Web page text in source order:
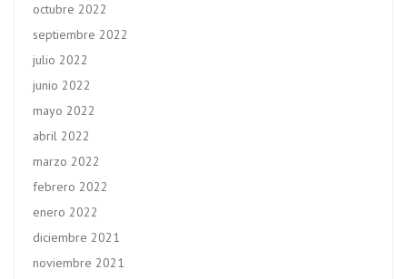
octubre 2022
septiembre 2022
julio 2022
junio 2022
mayo 2022
abril 2022
marzo 2022
febrero 2022
enero 2022
diciembre 2021
noviembre 2021